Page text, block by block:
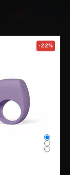
Go to the
-22%
Color
Color
Color